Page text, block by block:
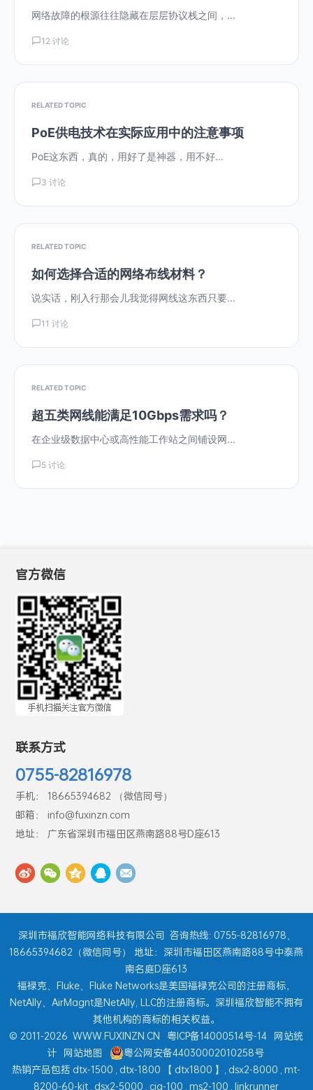
网络故障的根源往往隐藏在层层协议栈之间，...
12 讨论
RELATED TOPIC
PoE供电技术在实际应用中的注意事项
PoE这东西，真的，用好了是神器，用不好...
3 讨论
RELATED TOPIC
如何选择合适的网络布线材料？
说实话，刚入行那会儿我觉得网线这东西只要...
11 讨论
RELATED TOPIC
超五类网线能满足10Gbps需求吗？
在企业级数据中心或高性能工作站之间铺设网...
5 讨论
官方微信
联系方式
0755-82816978
手机： 18665394682 （微信同号）
邮箱： info@fuxinzn.com
地址： 广东省深圳市福田区燕南路88号D座613
深圳市福欣智能网络科技有限公司 咨询热线: 0755-82816978、
18665394682（微信同号） 地址：深圳市福田区燕南路88号中泰燕
南名庭D座613
福禄克、Fluke、Fluke Networks是美国福禄克公司的注册商标，
NetAlly、AirMagnt是NetAlly, LLC的注册商标。深圳福欣智能不拥有
其他机构的商标的相关权益。
© 2011-2026 WWW.FUXINZN.CN 粤ICP备14000514号-14 网站统
计 网站地图
粤公网安备44030002010258号
热销产品包括 dtx-1500 dtx-1800 【 dtx1800 】, dsx2-8000 mt-
8200-60-kit dsx2-5000 ciq-100 ms2-100 linkrunner